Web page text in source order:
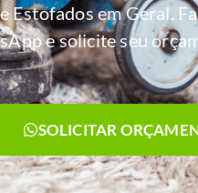
Estofados em Geral.
e solicite seu
SOLICITAR